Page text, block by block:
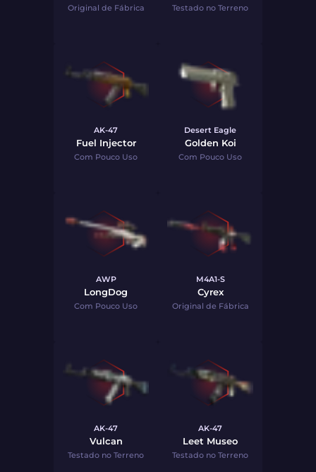
Original de Fábrica Testado no Terreno
AK-47
Fuel Injector
Com Pouco Uso
Desert Eagle
Golden Koi
Com Pouco Uso
AWP
LongDog
Com Pouco Uso
M4A1-S
Cyrex
Original de Fábrica
AK-47
Vulcan
Testado no Terreno
AK-47
Leet Museo
Testado no Terreno